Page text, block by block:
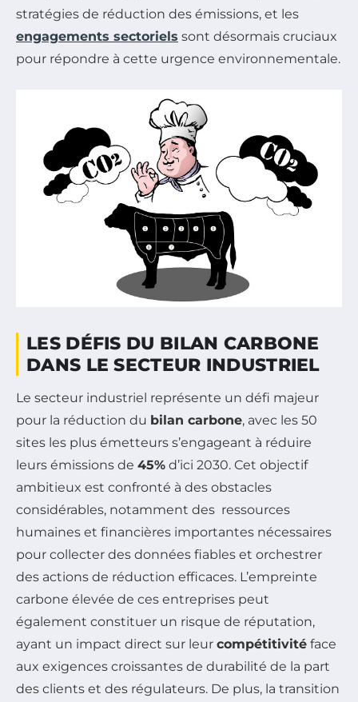
stratégies de réduction des émissions, et les
engagements sectoriels sont désormais cruciaux
pour répondre à cette urgence environnementale.
LES DÉFIS DU BILAN CARBONE
DANS LE SECTEUR INDUSTRIEL
Le secteur industriel représente un défi majeur
pour la réduction du bilan carbone, avec les 50
sites les plus émetteurs s’engageant à réduire
leurs émissions de 45% d’ici 2030. Cet objectif
ambitieux est confronté à des obstacles
considérables, notamment des ressources
humaines et financières importantes nécessaires
pour collecter des données fiables et orchestrer
des actions de réduction efficaces. L’empreinte
carbone élevée de ces entreprises peut
également constituer un risque de réputation,
ayant un impact direct sur leur compétitivité face
aux exigences croissantes de durabilité de la part
des clients et des régulateurs. De plus, la transition